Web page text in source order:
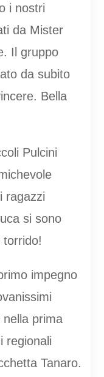
i nostri
da Mister
Il gruppo
da subito
Bella
Pulcini
ragazzi
si sono
torrido!
impegno
nella prima
regionali
Tanaro.